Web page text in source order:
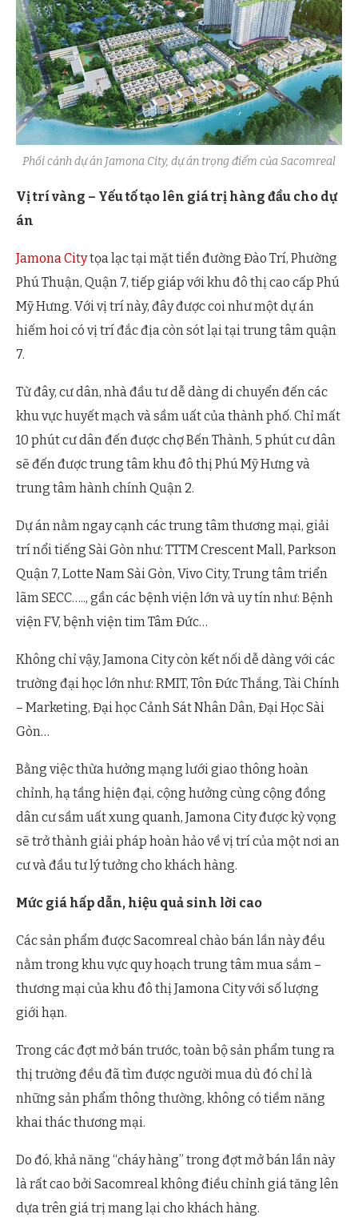
Phối cảnh dự án Jamona City, dự án trọng điểm của Sacomreal
Vị trí vàng – Yếu tố tạo lên giá trị hàng đầu cho dự
án
Jamona Citytọa lạc tại mặt tiền đường Đào Trí, Phường
Phú Thuận, Quận 7, tiếp giáp với khu đô thị cao cấp Phú
Mỹ Hưng. Với vị trí này, đây được coi như một dự án
hiếm hoi có vị trí đắc địa còn sót lại tại trung tâm quận
7.
Từ đây, cư dân, nhà đầu tư dễ dàng di chuyển đến các
khu vực huyết mạch và sầm uất của thành phố. Chỉ mất
10 phút cư dân đến được chợ Bến Thành, 5 phút cư dân
sẽ đến được trung tâm khu đô thị Phú Mỹ Hưng và
trung tâm hành chính Quận 2.
Dự án nằm ngay cạnh các trung tâm thương mại, giải
trí nổi tiếng Sài Gòn như: TTTM Crescent Mall, Parkson
Quận 7, Lotte Nam Sài Gòn, Vivo City, Trung tâm triển
lãm SECC….., gần các bệnh viện lớn và uy tín như: Bệnh
viện FV, bệnh viện tim Tâm Đức…
Không chỉ vậy, Jamona City còn kết nối dễ dàng với các
trường đại học lớn như: RMIT, Tôn Đức Thắng, Tài Chính
– Marketing, Đại học Cảnh Sát Nhân Dân, Đại Học Sài
Gòn…
Bằng việc thừa hưởng mạng lưới giao thông hoàn
chỉnh, hạ tầng hiện đại, cộng hưởng cùng cộng đồng
dân cư sầm uất xung quanh, Jamona City được kỳ vọng
sẽ trở thành giải pháp hoàn hảo về vị trí của một nơi an
cư và đầu tư lý tưởng cho khách hàng.
Mức giá hấp dẫn, hiệu quả sinh lời cao
Các sản phẩm được Sacomreal chào bán lần này đều
nằm trong khu vực quy hoạch trung tâm mua sắm –
thương mại của khu đô thị Jamona City với số lượng
giới hạn.
Trong các đợt mở bán trước, toàn bộ sản phẩm tung ra
thị trường đều đã tìm được người mua dù đó chỉ là
những sản phẩm thông thường, không có tiềm năng
khai thác thương mại.
Do đó, khả năng “cháy hàng” trong đợt mở bán lần này
là rất cao bởi Sacomreal không điều chỉnh giá tăng lên
dựa trên giá trị mang lại cho khách hàng.